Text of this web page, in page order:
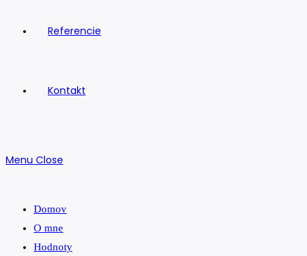
Referencie
Kontakt
Menu Close
Domov
O mne
Hodnoty